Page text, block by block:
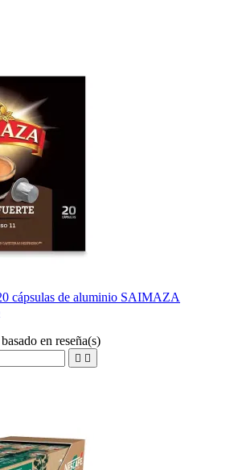
cápsulas de aluminio SAIMAZA
en reseña(s)
 